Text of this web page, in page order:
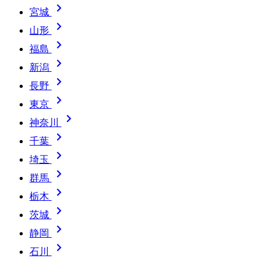
宮城 
山形 
福島 
新潟 
長野 
東京 
神奈川 
千葉 
埼玉 
群馬 
栃木 
茨城 
静岡 
石川 